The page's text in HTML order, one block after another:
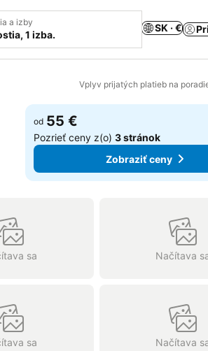
a izby
1 izba.
SK · €
Vplyv prijatých platieb na
Pridať do obľúbených
od 55 €
Pozrieť ceny z(o)3 stránok
Zobraziť ceny
sa Načítava
sa Načítava